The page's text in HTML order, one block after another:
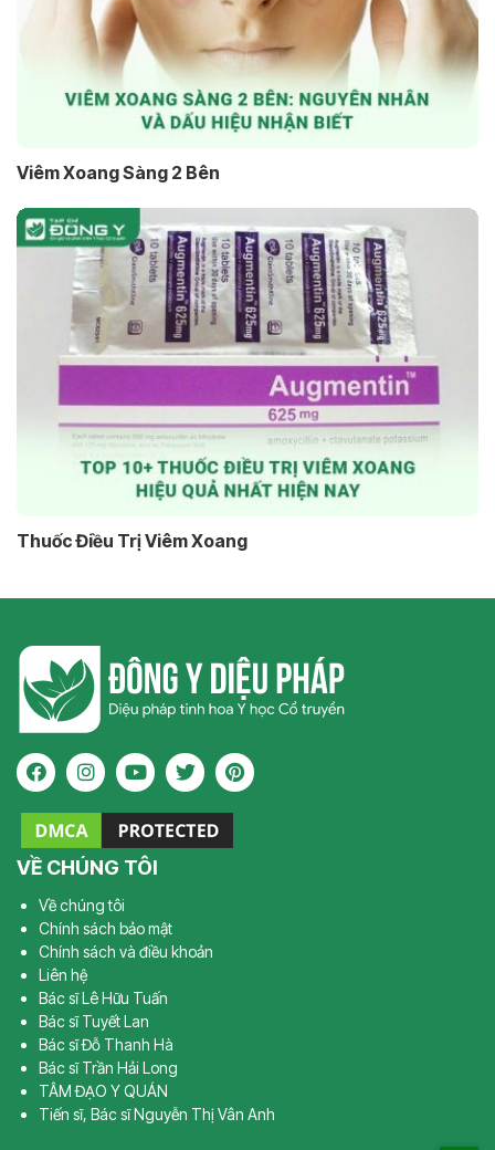
Viêm Xoang Sàng 2 Bên
Thuốc Điều Trị Viêm Xoang
VỀ CHÚNG TÔI
Về chúng tôi
Chính sách bảo mật
Chính sách và điều khoản
Liên hệ
Bác sĩ Lê Hữu Tuấn
Bác sĩ Tuyết Lan
Bác sĩ Đỗ Thanh Hà
Bác sĩ Trần Hải Long
TÂM ĐẠO Y QUÁN
Tiến sĩ, Bác sĩ Nguyễn Thị Vân Anh